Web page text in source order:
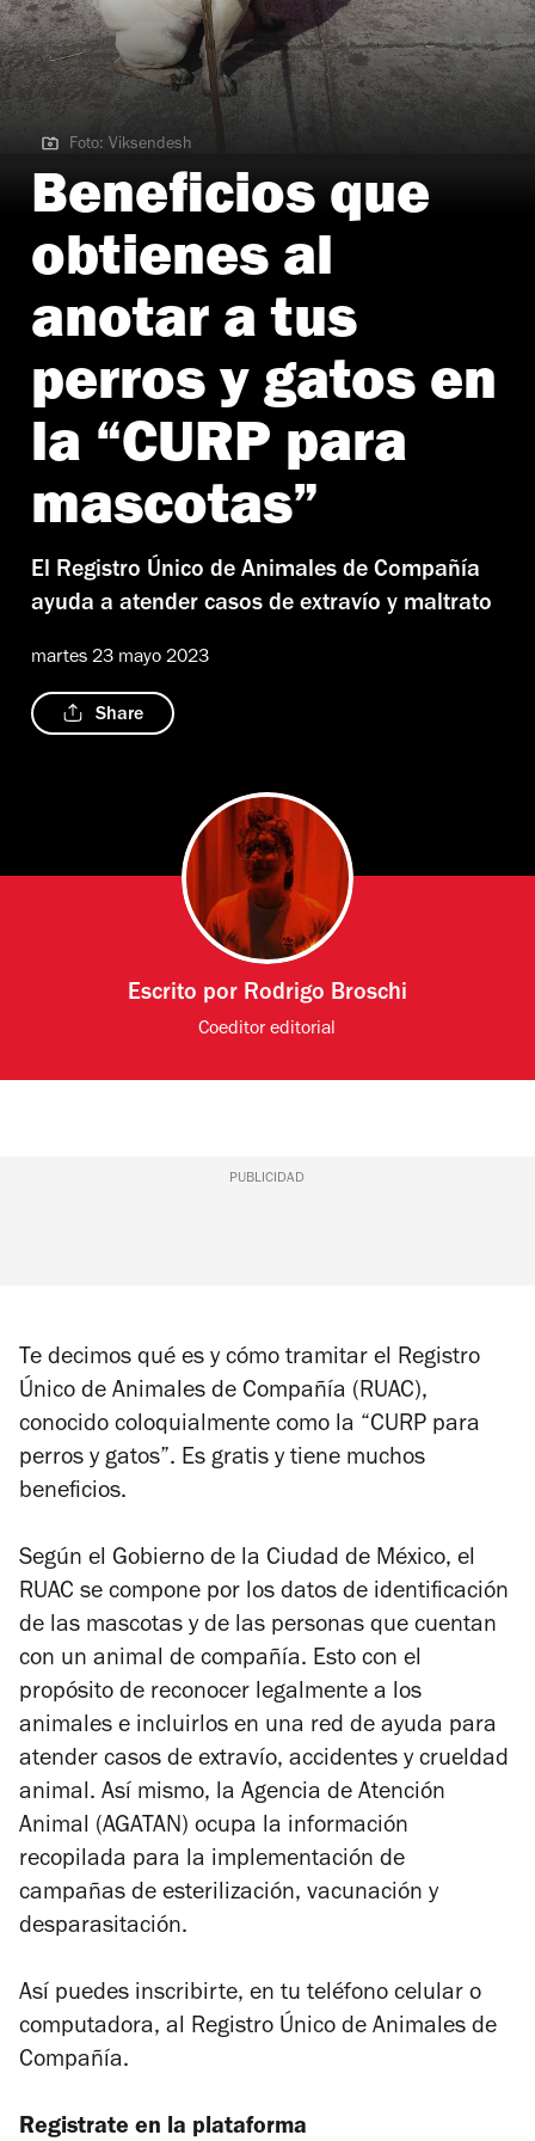
Foto: Viksendesh | Multa por abandonar perritos
Foto: Viksendesh
Beneficios que
obtienes al
anotar a tus
perros y gatos en
la “CURP para
mascotas”
El Registro Único de Animales de Compañía
ayuda a atender casos de extravío y maltrato
martes 23 mayo 2023
Share
Escrito por Rodrigo Broschi
Coeditor editorial
PUBLICIDAD
Te decimos qué es y cómo tramitar el Registro
Único de Animales de Compañía (RUAC),
conocido coloquialmente como la “CURP para
perros y gatos”. Es gratis y tiene muchos
beneficios.
Según el Gobierno de la Ciudad de México, el
RUAC se compone por los datos de identificación
de las mascotas y de las personas que cuentan
con un animal de compañía. Esto con el
propósito de reconocer legalmente a los
animales e incluirlos en una red de ayuda para
atender casos de extravío, accidentes y crueldad
animal. Así mismo, la Agencia de Atención
Animal (AGATAN) ocupa la información
recopilada para la implementación de
campañas de esterilización, vacunación y
desparasitación.
Así puedes inscribirte, en tu teléfono celular o
computadora, al Registro Único de Animales de
Compañía.
Registrate en la plataforma